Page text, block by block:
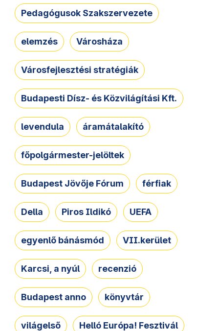
Pedagógusok Szakszervezete
elemzés Városháza
Városfejlesztési stratégiák
Budapesti Dísz- és Közvilágítási Kft.
levendula áramátalakító
főpolgármester-jelöltek
Budapest Jövője Fórum férfiak
Della Piros Ildikó UEFA
egyenlő bánásmód VII.kerület
Karcsi, a nyúl recenzió
Budapest anno könyvtár
világelső Helló Európa! Fesztivál